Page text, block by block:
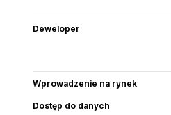
Deweloper
Wprowadzenie na rynek
Dostęp do danych